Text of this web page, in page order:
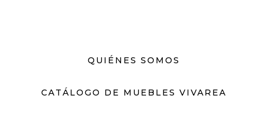
QUIÉNES SOMOS
CATÁLOGO DE MUEBLES VIVAREA